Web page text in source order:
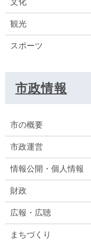
文化
観光
スポーツ
市政情報
市の概要
市政運営
情報公開・個人情報
財政
広報・広聴
まちづくり